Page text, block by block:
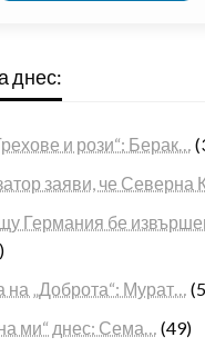
днес:
и рози“: Берак…
заяви, че Северна
Германия бе
на „Доброта“: Мурат…
ми“ днес: Сема… (49)